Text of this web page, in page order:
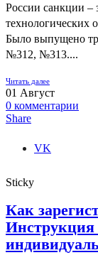
России санкции –
технологических
Было выпущено
№312, №313....
Читать далее
01 Август
0 комментарии
Share
VK
Sticky
Как
Инструкция